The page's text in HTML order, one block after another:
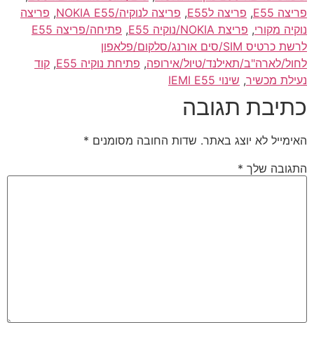
פריצה E55
, פריצה לE55 , פריצה לנוקיה/NOKIA E55 , פריצה
נוקיה מקורי, פריצת NOKIA/נוקיה E55 ,
פתיחה/פריצה E55
לרשת כרטיס SIM/סים אורנג/סלקום/פלאפון
לחול/לארה"ב/תאילנד/טיול/אירופה, פתיחת נוקיה E55 , קוד
נעילת מכשיר, שינוי IEMI E55
כתיבת תגובה
האימייל לא יוצג באתר. שדות החובה מסומנים *
התגובה שלך *